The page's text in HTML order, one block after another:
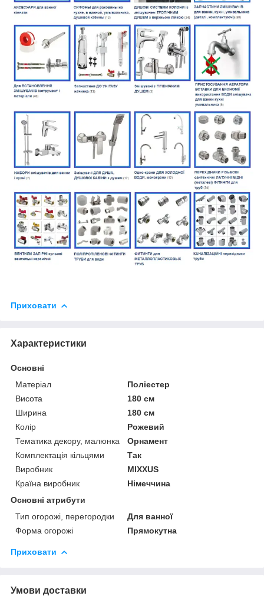
Приховати
Характеристики
Основні
Матеріал
Поліестер
Висота
180 см
Ширина
180 см
Колір
Рожевий
Тематика декору, малюнка
Орнамент
Комплектація кільцями
Так
Виробник
MIXXUS
Країна виробник
Німеччина
Основні атрибути
Тип огорожі, перегородки
Для ванної
Форма огорожі
Прямокутна
Приховати
Умови доставки